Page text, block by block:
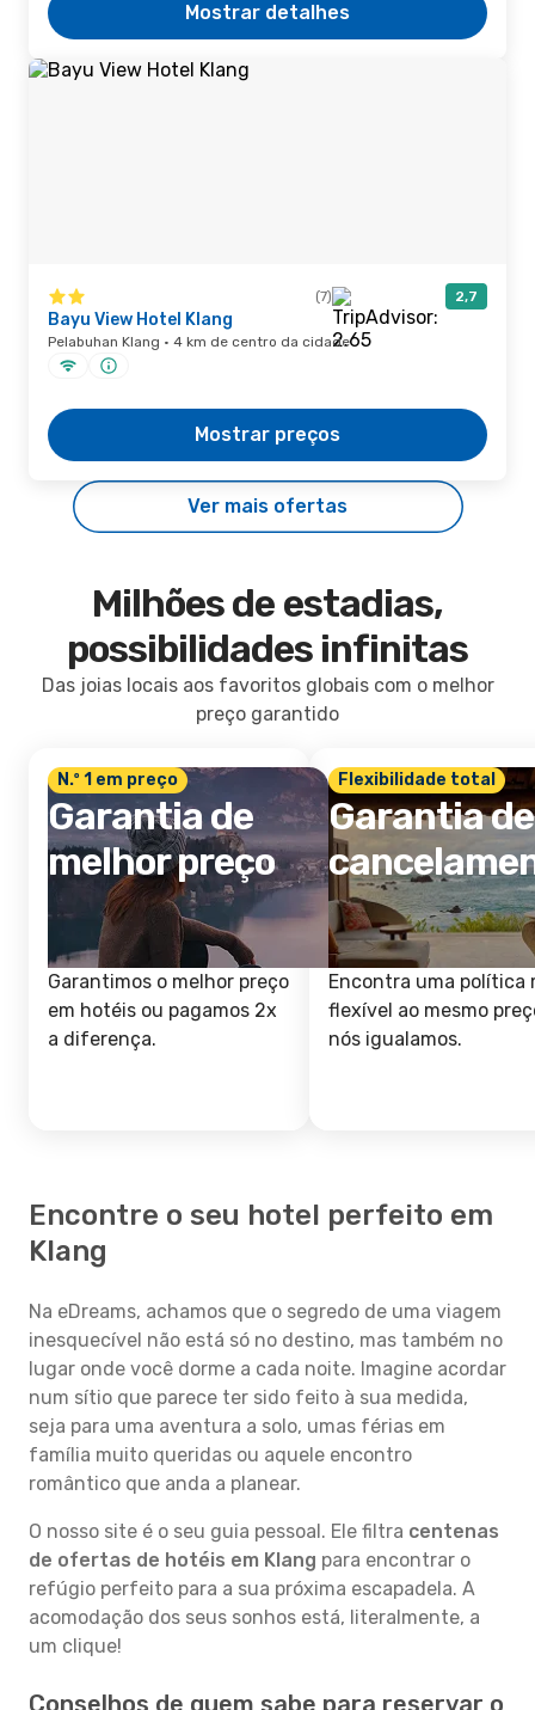
Mostrar detalhes
(7) 2,7
Bayu View Hotel Klang
Pelabuhan Klang · 4 km de centro da cidade
Mostrar preços
Ver mais ofertas
Milhões de estadias,
possibilidades infinitas
Das joias locais aos favoritos globais com o melhor
preço garantido
N.º 1 em preço
Garantia de
melhor preço
Garantimos o melhor preço
em hotéis ou pagamos 2x
a diferença.
Flexibilidade total
Garantia de
Encontra uma política
flexível ao mesmo
nós igualamos.
Encontre o seu hotel perfeito em
Klang
Na eDreams, achamos que o segredo de uma viagem
inesquecível não está só no destino, mas também no
lugar onde você dorme a cada noite. Imagine acordar
num sítio que parece ter sido feito à sua medida,
seja para uma aventura a solo, umas férias em
família muito queridas ou aquele encontro
romântico que anda a planear.
O nosso site é o seu guia pessoal. Ele filtra centenas
de ofertas de hotéis em Klang para encontrar o
refúgio perfeito para a sua próxima escapadela. A
acomodação dos seus sonhos está, literalmente, a
um clique!
Conselhos de quem sabe para reservar o